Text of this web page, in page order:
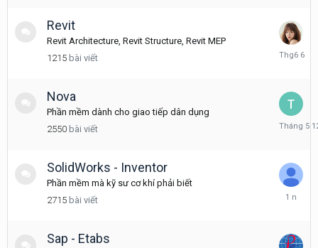
Revit
Revit Architecture, Revit Structure, Revit MEP
1215 bài viết
Tháng
Nova
Phần mềm dành cho giao tiếp dân dụng
2550 bài viết
Tháng
SolidWorks - Inventor
Phần mềm mà kỹ sư cơ khí phải biết
2715 bài viết
Tháng
2025
Sap - Etabs